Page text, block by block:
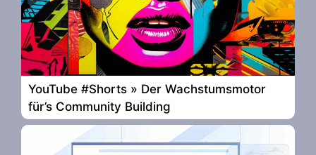
YouTube #Shorts » Der Wachstumsmotor
für’s Community Building